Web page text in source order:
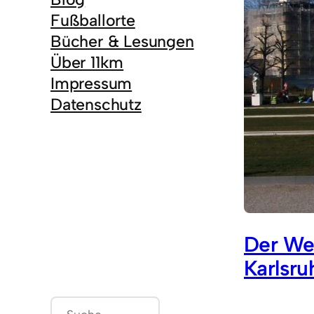
Fußballorte
Bücher & Lesungen
Über 11km
Impressum
Datenschutz
Der